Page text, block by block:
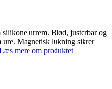
silikone urrem. Blød, justerbar og
ure. Magnetisk lukning sikrer
Læs mere om produktet